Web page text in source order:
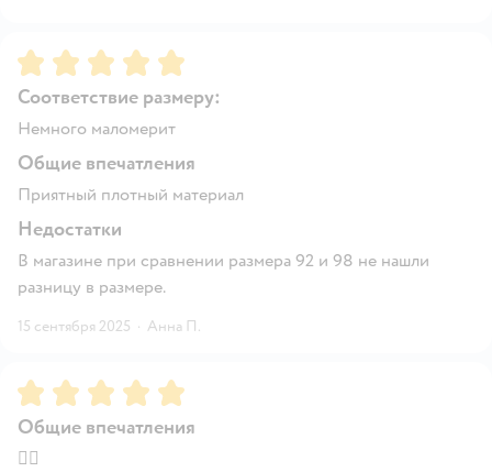
Рейтинг:5
Соответствие размеру:
Немного маломерит
Общие впечатления
Приятный плотный материал
Недостатки
В магазине при сравнении размера 92 и 98 не нашли
разницу в размере.
15 сентября 2025 · Анна П.
Рейтинг:5
Общие впечатления
👍🏻